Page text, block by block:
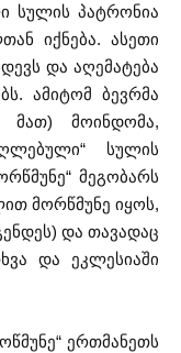
სულის პატრონია
იქნება. ასეთი
და აღემატება
ამიტომ ბევრმა
მოინდომა,
სულის
მეგობარს
მორწმუნე იყოს,
და თავადაც
და ეკლესიაში
ერთმანეთს